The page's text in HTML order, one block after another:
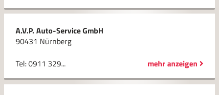
A.V.P. Auto-Service GmbH
90431 Nürnberg
Tel: 0911 329...
mehr anzeigen